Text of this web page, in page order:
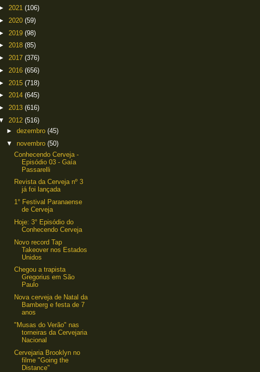
2021 (106)
2020 (59)
2019 (98)
2018 (85)
2017 (376)
2016 (656)
2015 (718)
2014 (645)
2013 (616)
2012 (516)
► dezembro (45)
▼ novembro (50)
Conhecendo Cerveja -
Episódio 03 - Gaía
Passarelli
Revista da Cerveja nº 3
já foi lançada
1° Festival Paranaense
de Cerveja
Hoje: 3° Episódio do
Conhecendo Cerveja
Novo record Tap
Takeover nos Estados
Unidos
Chegou a trapista
Gregorius em São
Paulo
Nova cerveja de Natal da
Bamberg e festa de 7
anos
"Musas do Verão" nas
torneiras da Cervejaria
Nacional
Cervejaria Brooklyn no
filme "Going the
Distance"